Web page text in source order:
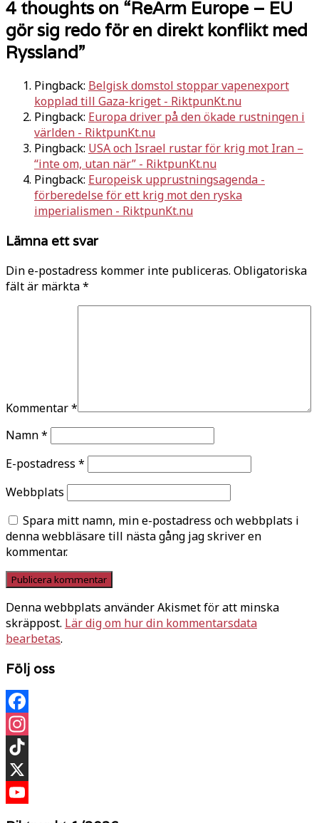
4 thoughts on “ReArm Europe – EU
gör sig redo för en direkt konflikt med
Ryssland”
Pingback: Belgisk domstol stoppar vapenexport
kopplad till Gaza-kriget - RiktpunKt.nu
Pingback: Europa driver på den ökade rustningen i
världen - RiktpunKt.nu
Pingback: USA och Israel rustar för krig mot Iran –
“inte om, utan när” - RiktpunKt.nu
Pingback: Europeisk upprustningsagenda -
förberedelse för ett krig mot den ryska
imperialismen - RiktpunKt.nu
Lämna ett svar
Din e-postadress kommer inte publiceras. Obligatoriska
fält är märkta*
Kommentar*
Namn*
E-postadress *
Webbplats
Spara mitt namn, min e-postadress och webbplats i
denna webbläsare till nästa gång jag skriver en
kommentar.
Denna webbplats använder Akismet för att minska
skräppost. Lär dig om hur din kommentarsdata
bearbetas.
Följ oss
Facebook
Instagram
TikTok
X